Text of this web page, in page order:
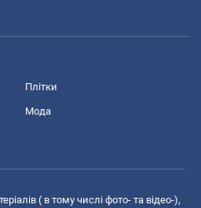
Плітки
Мода
( в тому числі фото- та відео-),